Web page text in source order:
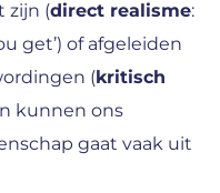
zijn (direct realisme:
get’) of afgeleiden
(kritisch
kunnen ons
gaat vaak uit